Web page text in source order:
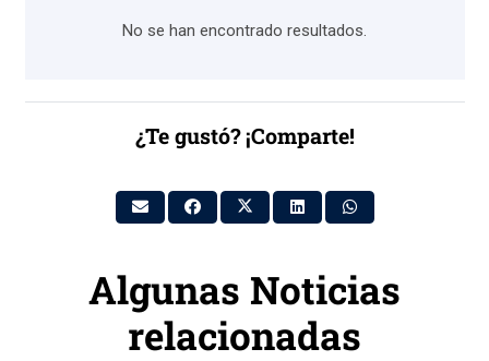
No se han encontrado resultados.
¿Te gustó? ¡Comparte!
Algunas Noticias
relacionadas